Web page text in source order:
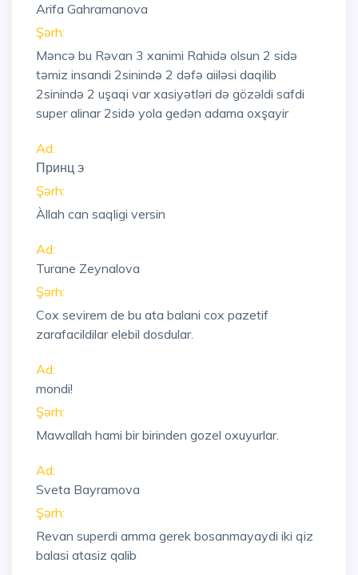
Arifa Gahramanova
Şərh:
Məncə bu Rəvan 3 xanimi Rahidə olsun 2 sidə
təmiz insandi 2sinində 2 dəfə aiiləsi daqilib
2sinində 2 uşaqi var xasiyətləri də gözəldi safdi
super alinar 2sidə yola gedən adama oxşayir
Ad:
Принц э
Şərh:
Àllah can saqligi versin
Ad:
Turane Zeynalova
Şərh:
Cox sevirem de bu ata balani cox pazetif
zarafacildilar elebil dosdular.
Ad:
mondi!
Şərh:
Mawallah hami bir birinden gozel oxuyurlar.
Ad:
Sveta Bayramova
Şərh:
Revan superdi amma gerek bosanmayaydi iki qiz
balasi atasiz qalib